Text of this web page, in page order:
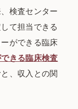
検査センター
て担当できる
ができる臨床
きる臨床検査
、収入との関